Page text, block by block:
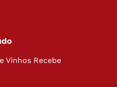
Vinhos Recebe